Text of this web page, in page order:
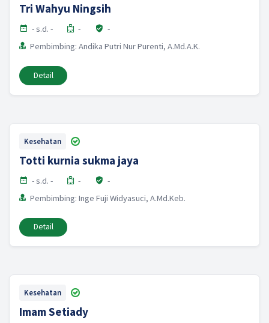
Tri Wahyu Ningsih
- s.d. - -
-
Pembimbing: Andika Putri Nur Purenti, A.Md.A.K.
Detail
Kesehatan
Totti kurnia sukma jaya
- s.d. - -
-
Pembimbing: Inge Fuji Widyasuci, A.Md.Keb.
Detail
Kesehatan
Imam Setiady